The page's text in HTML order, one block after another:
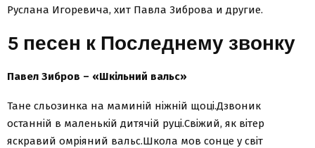
Руслана Игоревича, хит Павла Зиброва и другие.
5 песен к Последнему звонку
Павел Зибров – «Шкільний вальс»
Тане сльозинка на маминій ніжній щоці.Дзвоник
останній в маленькій дитячій руці.Свіжий, як вітер
яскравий омріяний вальс.Школа мов сонце у світ